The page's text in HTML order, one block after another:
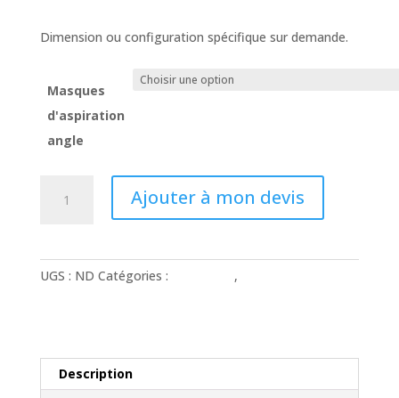
Dimension ou configuration spécifique sur demande.
Masques
d'aspiration
angle
Ajouter à mon devis
UGS : ND Catégories : ,
Description